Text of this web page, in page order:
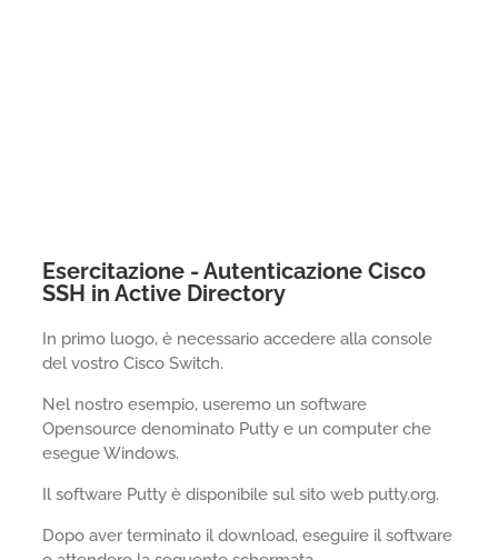
Esercitazione - Autenticazione Cisco
SSH in Active Directory
In primo luogo, è necessario accedere alla console
del vostro Cisco Switch.
Nel nostro esempio, useremo un software
Opensource denominato Putty e un computer che
esegue Windows.
Il software Putty è disponibile sul sito web putty.org.
Dopo aver terminato il download, eseguire il software